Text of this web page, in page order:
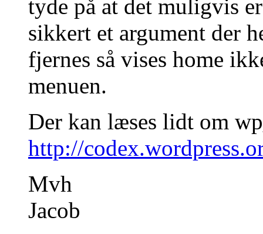
tyde på at det muligvis
sikkert et argument der
fjernes så vises home
menuen.
Der kan læses lidt om
http://
Mvh
Jacob